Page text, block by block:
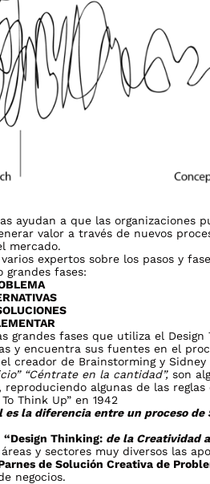
ayudan a que las organizaciones
valor a través de nuevos
mercado.
expertos sobre los pasos y
fases:
grandes fases que utiliza el
y encuentra sus fuentes en el
creador de Brainstorming y
“Céntrate en la cantidad”, son
reproduciendo algunas de las
Think Up” en 1942
es la diferencia entre un proceso
“Design Thinking: de la Creatividad
y sectores muy diversos las
de Solución Creativa de
negocios.